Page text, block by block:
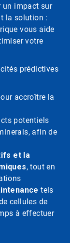
un impact sur
la solution :
vous aide
votre
prédictives
accroître la
potentiels
afin de
et la
, tout en
tels
cellules de
à effectuer